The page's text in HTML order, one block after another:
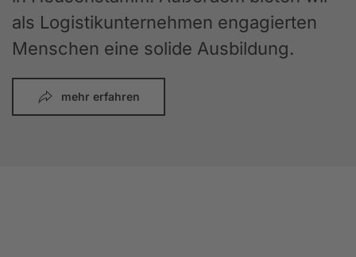
als Logistikunternehmen engagierten
Menschen eine solide Ausbildung.
mehr erfahren